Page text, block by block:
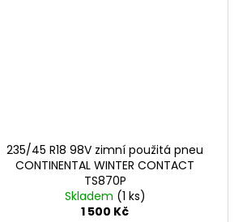
235/45 R18 98V zimní použitá pneu
CONTINENTAL WINTER CONTACT
TS870P
Skladem (1 ks)
1 500 Kč